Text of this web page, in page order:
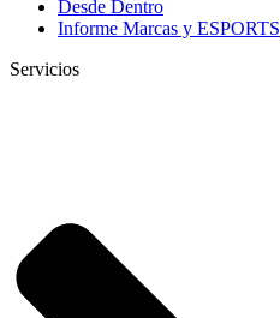
Desde Dentro
Informe Marcas y ESPORTS
Servicios